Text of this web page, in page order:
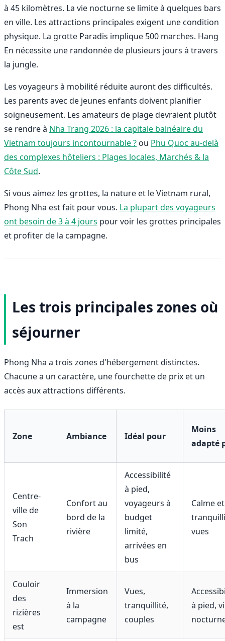
à 45 kilomètres. La vie nocturne se limite à quelques bars
en ville. Les attractions principales exigent une condition
physique. La grotte Paradis implique 500 marches. Hang
En nécessite une randonnée de plusieurs jours à travers
la jungle.
Les voyageurs à mobilité réduite auront des difficultés.
Les parents avec de jeunes enfants doivent planifier
soigneusement. Les amateurs de plage devraient plutôt
se rendre à Nha Trang 2026 : la capitale balnéaire du
Vietnam toujours incontournable ? ou Phu Quoc au-delà
des complexes hôteliers : Plages locales, Marchés & la
Côte Sud.
Si vous aimez les grottes, la nature et le Vietnam rural,
Phong Nha est fait pour vous. La plupart des voyageurs
ont besoin de 3 à 4 jours pour voir les grottes principales
et profiter de la campagne.
Les trois principales zones où
séjourner
Phong Nha a trois zones d'hébergement distinctes.
Chacune a un caractère, une fourchette de prix et un
accès aux attractions différents.
Zone Ambiance Idéal pour
Moins
adapté
Centre-
ville de
Son
Trach
Confort au
bord de la
rivière
Accessibilité
à pied,
voyageurs à
budget
limité,
arrivées en
bus
Calme et
vues
Couloir
des
rizières
est
Immersion
à la
campagne
Vues,
tranquillité,
couples
à pied,